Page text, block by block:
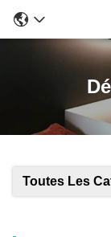
Toutes Les